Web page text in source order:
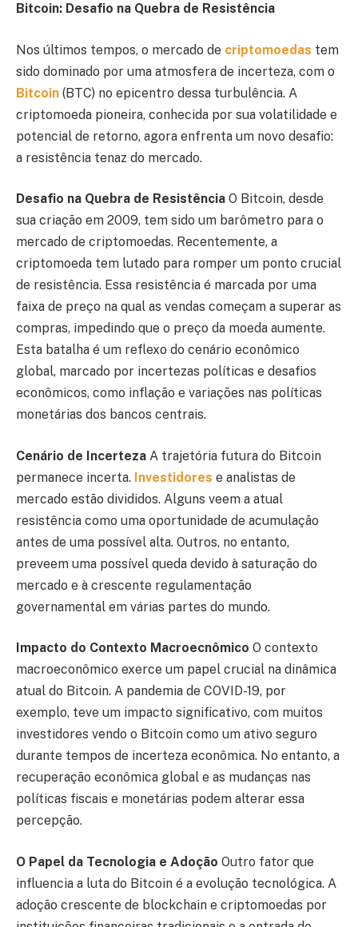
Bitcoin: Desafio na Quebra de Resistência
Nos últimos tempos, o mercado de criptomoedas tem
sido dominado por uma atmosfera de incerteza, com o
Bitcoin (BTC) no epicentro dessa turbulência. A
criptomoeda pioneira, conhecida por sua volatilidade e
potencial de retorno, agora enfrenta um novo desafio:
a resistência tenaz do mercado.
Desafio na Quebra de Resistência O Bitcoin, desde
sua criação em 2009, tem sido um barômetro para o
mercado de criptomoedas. Recentemente, a
criptomoeda tem lutado para romper um ponto crucial
de resistência. Essa resistência é marcada por uma
faixa de preço na qual as vendas começam a superar as
compras, impedindo que o preço da moeda aumente.
Esta batalha é um reflexo do cenário econômico
global, marcado por incertezas políticas e desafios
econômicos, como inflação e variações nas políticas
monetárias dos bancos centrais.
Cenário de Incerteza A trajetória futura do Bitcoin
permanece incerta. Investidores e analistas de
mercado estão divididos. Alguns veem a atual
resistência como uma oportunidade de acumulação
antes de uma possível alta. Outros, no entanto,
preveem uma possível queda devido à saturação do
mercado e à crescente regulamentação
governamental em várias partes do mundo.
Impacto do Contexto Macroecnômico O contexto
macroeconômico exerce um papel crucial na dinâmica
atual do Bitcoin. A pandemia de COVID-19, por
exemplo, teve um impacto significativo, com muitos
investidores vendo o Bitcoin como um ativo seguro
durante tempos de incerteza econômica. No entanto, a
recuperação econômica global e as mudanças nas
políticas fiscais e monetárias podem alterar essa
percepção.
O Papel da Tecnologia e Adoção Outro fator que
influencia a luta do Bitcoin é a evolução tecnológica. A
adoção crescente de blockchain e criptomoedas por